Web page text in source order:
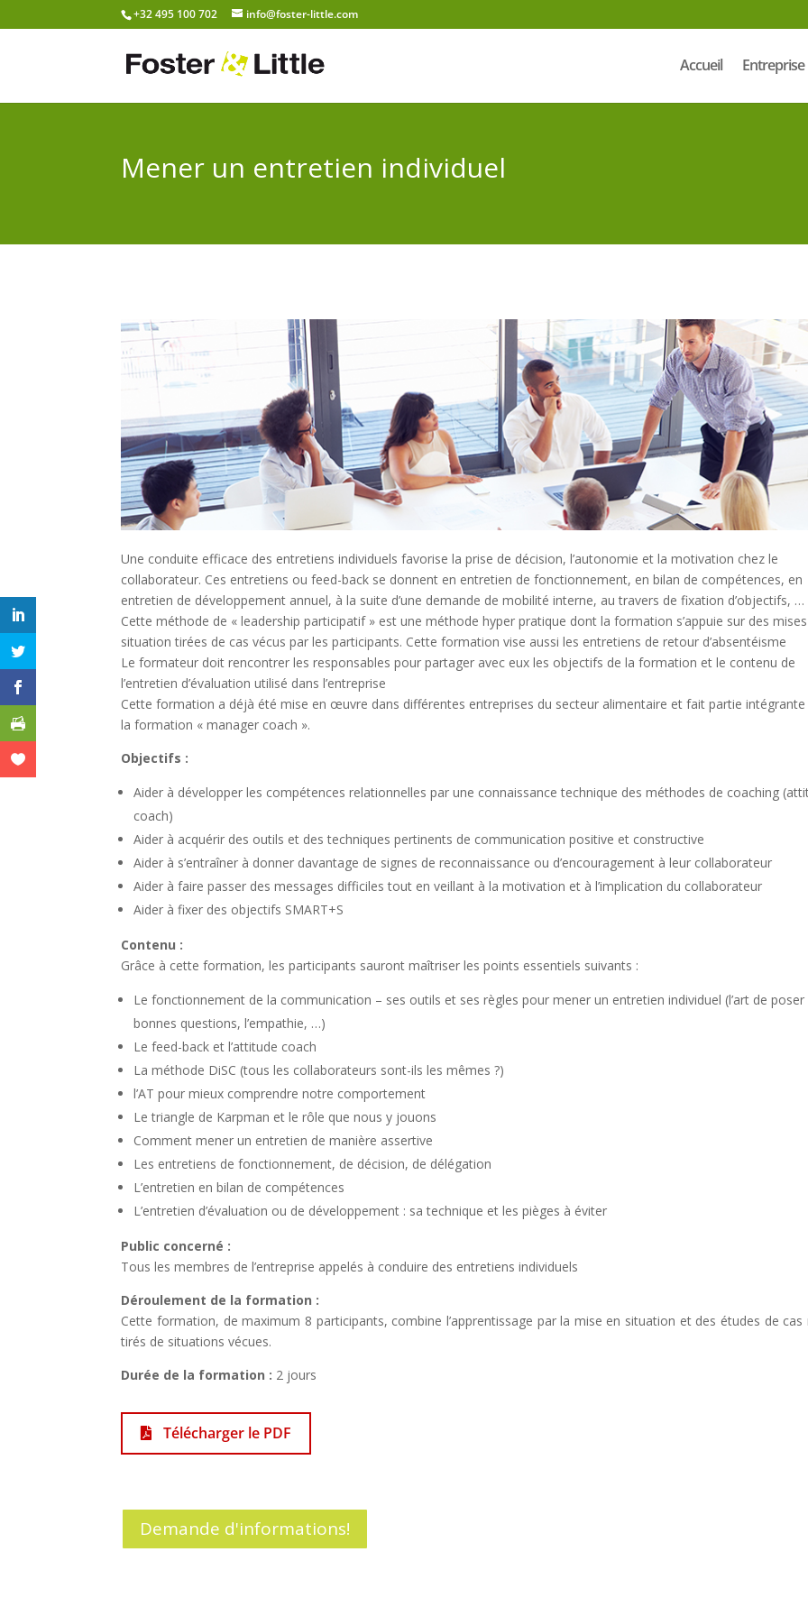
+32 495 100 702 info@foster-little.com
Accueil Entreprise
Mener un entretien individuel
Une conduite efficace des entretiens individuels favorise la prise de décision, l’autonomie et la motivation chez le
collaborateur. Ces entretiens ou feed-back se donnent en entretien de fonctionnement, en bilan de compétences, en
entretien de développement annuel, à la suite d’une demande de mobilité interne, au travers de fixation d’objectifs, …
Cette méthode de « leadership participatif » est une méthode hyper pratique dont la formation s’appuie sur des
situation tirées de cas vécus par les participants. Cette formation vise aussi les entretiens de retour d’absentéisme
Le formateur doit rencontrer les responsables pour partager avec eux les objectifs de la formation et le contenu de
l’entretien d’évaluation utilisé dans l’entreprise
Cette formation a déjà été mise en œuvre dans différentes entreprises du secteur alimentaire et fait partie
la formation « manager coach ».
Objectifs :
Aider à développer les compétences relationnelles par une connaissance technique des méthodes de coaching
coach)
Aider à acquérir des outils et des techniques pertinents de communication positive et constructive
Aider à s’entraîner à donner davantage de signes de reconnaissance ou d’encouragement à leur collaborateur
Aider à faire passer des messages difficiles tout en veillant à la motivation et à l’implication du collaborateur
Aider à fixer des objectifs SMART+S
Contenu :
Grâce à cette formation, les participants sauront maîtriser les points essentiels suivants :
Le fonctionnement de la communication – ses outils et ses règles pour mener un entretien individuel (l’art de poser
bonnes questions, l’empathie, …)
Le feed-back et l’attitude coach
La méthode DiSC (tous les collaborateurs sont-ils les mêmes ?)
l’AT pour mieux comprendre notre comportement
Le triangle de Karpman et le rôle que nous y jouons
Comment mener un entretien de manière assertive
Les entretiens de fonctionnement, de décision, de délégation
L’entretien en bilan de compétences
L’entretien d’évaluation ou de développement : sa technique et les pièges à éviter
Public concerné :
Tous les membres de l’entreprise appelés à conduire des entretiens individuels
Déroulement de la formation :
Cette formation, de maximum 8 participants, combine l’apprentissage par la mise en situation et des études de cas
tirés de situations vécues.
Durée de la formation : 2 jours
Télécharger le PDF
Demande d'informations!